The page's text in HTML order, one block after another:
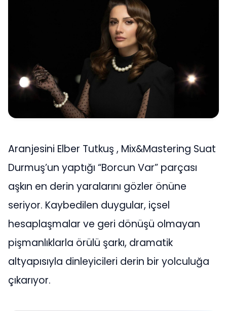
Aranjesini Elber Tutkuş , Mix&Mastering Suat
Durmuş’un yaptığı “Borcun Var” parçası
aşkın en derin yaralarını gözler önüne
seriyor. Kaybedilen duygular, içsel
hesaplaşmalar ve geri dönüşü olmayan
pişmanlıklarla örülü şarkı, dramatik
altyapısıyla dinleyicileri derin bir yolculuğa
çıkarıyor.